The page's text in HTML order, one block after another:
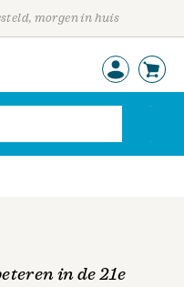
morgen in huis
in de 21e